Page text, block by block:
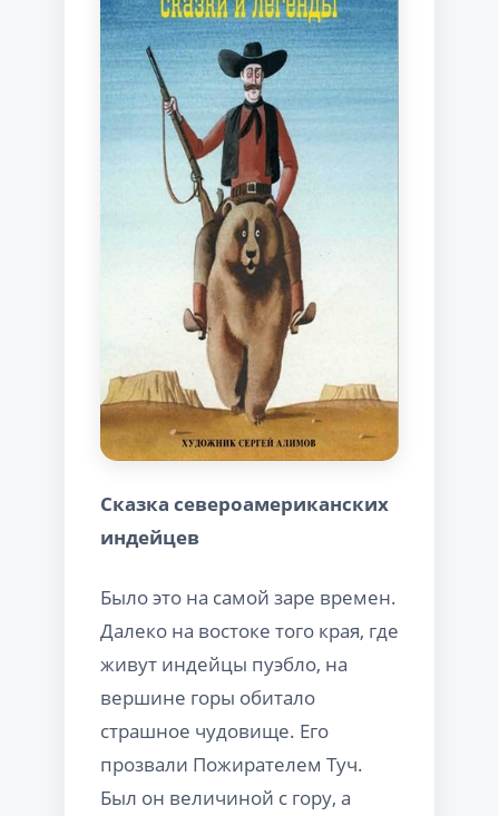
Сказка североамериканских
индейцев
Было это на самой заре времен.
Далеко на востоке того края, где
живут индейцы пуэбло, на
вершине горы обитало
страшное чудовище. Его
прозвали Пожирателем Туч.
Был он величиной с гору, а